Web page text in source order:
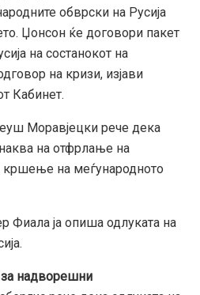
обврски на Русија
Џонсон ќе договори пакет
на состанокот на
на кризи, изјави
Кабинет.
Моравјецки рече дека
на отфрлање на
кршење на меѓународното
Фиала ја опиша одлуката на
надворешни